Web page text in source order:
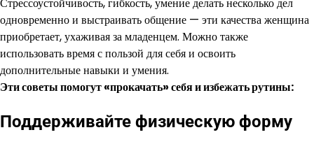
одновременно и выстраивать общение — эти качества женщина
приобретает, ухаживая за младенцем. Можно также
использовать время с пользой для себя и освоить
дополнительные навыки и умения.
Эти советы помогут «прокачать» себя и избежать рутины:
Поддерживайте физическую форму